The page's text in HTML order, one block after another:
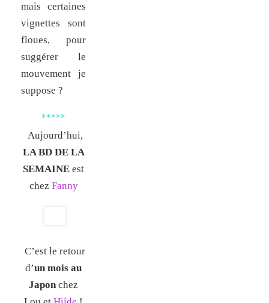
mais certaines
vignettes sont
floues, pour
suggérer le
mouvement je
suppose ?
*****
Aujourd’hui,
LA BD DE LA
SEMAINE est
chez Fanny
C’est le retour
d’un mois au
Japonchez